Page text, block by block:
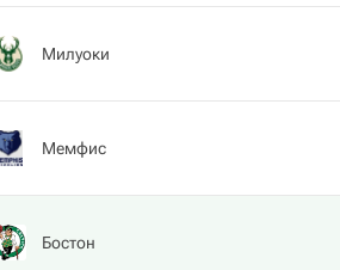
Милуоки
Мемфис
Бостон